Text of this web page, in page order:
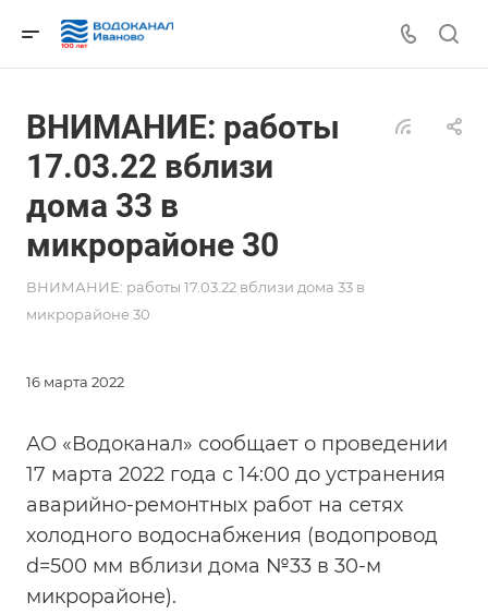
ВНИМАНИЕ: работы
17.03.22 вблизи
дома 33 в
микрорайоне 30
ВНИМАНИЕ: работы 17.03.22 вблизи дома 33 в
микрорайоне 30
16 марта 2022
АО «Водоканал» сообщает о проведении
17 марта 2022 года с 14:00 до устранения
аварийно-ремонтных работ на сетях
холодного водоснабжения (водопровод
d=500 мм вблизи дома №33 в 30-м
микрорайоне).